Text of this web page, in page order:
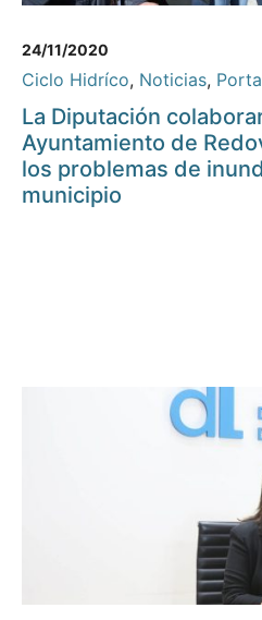
24/11/2020
Ciclo Hidríco, Noticias,
La Diputación
Ayuntamiento de
los problemas de
municipio